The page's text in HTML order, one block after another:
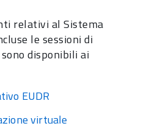
relativi al Sistema
le sessioni di
disponibili ai
EUDR
virtuale